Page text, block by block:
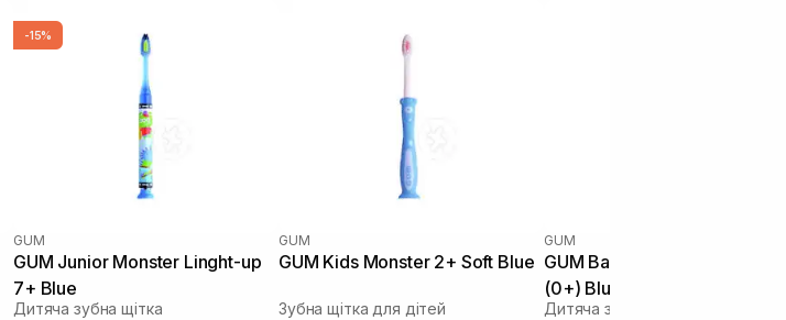
-15%
GUM
GUM Junior Monster Linght-up
7+ Blue
Дитяча зубна щітка
GUM
GUM Kids Monster 2+ Soft Blue
Зубна щітка для дітей
GUM
GUM Baby Monster
(0+) Blue
Дитяча зубна щітка